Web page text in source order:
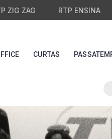
ZIG ZAG RTP ENSINA
CURTAS